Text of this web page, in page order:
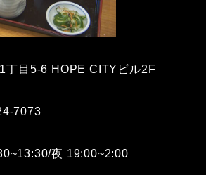
丁目5-6 HOPE CITYビル2F
7073
夜 19:00~2:00